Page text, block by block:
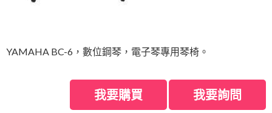
YAMAHA BC-6，數位鋼琴，電子琴專用琴椅。
我要購買 我要詢問